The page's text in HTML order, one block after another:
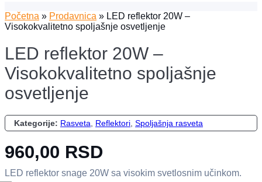
Početna » Prodavnica » LED reflektor 20W –
Visokokvalitetno spoljašnje osvetljenje
LED reflektor 20W –
Visokokvalitetno spoljašnje
osvetljenje
Kategorije: Rasveta Reflektori Spoljašnja rasveta
960,00 RSD
LED reflektor snage 20W sa visokim svetlosnim učinkom.